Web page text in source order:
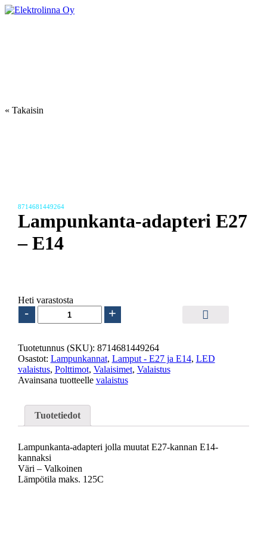
Skip
« Takaisin
8714681449264
Lampunkanta-adapteri E27
– E14
Heti varastosta
-
Lampunkanta-
adapteri
-
E14
määrä
+
Tuotetunnus (SKU): 8714681449264
Osastot: Lampunkannat, Lamput - E27 ja E14, LED
valaistus, Polttimot, Valaisimet, Valaistus
Avainsana tuotteelle valaistus
Tuotetiedot
Lampunkanta-adapteri jolla muutat E27-kannan E14-
kannaksi
Väri – Valkoinen
Lämpötila maks. 125C